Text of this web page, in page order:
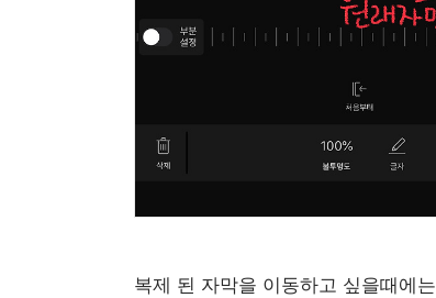
복제 된 자막을 이동하고 싶을때에는